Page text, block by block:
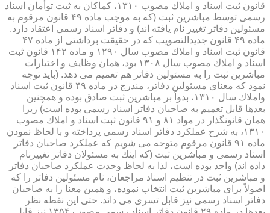
قانون ثبت اسناد و املاك مصوب ۱۳۱۰، كماكان به ثبت توأمان اسناد
رسمی توسط مباشرین ثبت (كه به موجب ماده ۴۹ قانون مرقوم به
مسئولین دفاتر تغییر نام یافته اند) و دفاتر اسناد رسمی اعتقاد دارد.
ماده ۴۹ قانون جدیدالتصویب كه در حقیقت برداشتی از ماده ۴۷
قانون ثبت اسناد و املاك مصوب سال ۱۲۹۰ و ماده ۱۴۲ قانون ثبت
اسناد و املاك مصوب سال ۱۳۰۸ بود، همان وظایف و اختیارات
مباشرین ثبت را به مسئولین دفاتر هم تعمیم می دهد. (باید توجه
نمود كه معنای مسئولین دفاتر، مندرج در ماده ۴۹ قانون ثبت اسناد
واملاك سال ۱۳۱۰، بدواً بر مباشرین ثبت صادق بوده و همچنین
بعدها قابل تعمیم به صاحبان دفاتر اسناد رسمی بوده است) زیرا
همان قانونگذار در مواد ۸۱ و ۹۱ قانون ثبت اسناد و املاك مصوب
۱۳۱۰، به شرح عملكرد دفاتر اسناد رسمی پرداخته و با لحاظ نمودن
ماده ۹۱ قانون مرقوم متوجه می شویم كه عملكرد صاحبان دفاتر
اسناد رسمی و مباشرین ثبت (كه اینك به مسئولان دفاتر تغییرنام
داده اند) واحد بوده است، لذا به لحاظ وحدت عملكرد صاحبان دفاتر
و مباشرین ثبت در تنظیم اسناد مراجعان، نام مسئولین دفاتر را كه
اصولاً برای مباشرین ثبت انتخاب نموده، و همین معنا را به صاحبان
دفاتر اسناد رسمی نیز قابل تسری می داند. حتی این نقطه نظر